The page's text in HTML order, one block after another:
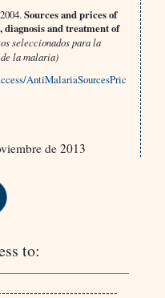
Sources and prices of
and treatment of
seleccionados para la
la malaria)
AntiMalariaSourcesPric
de 2013
to: